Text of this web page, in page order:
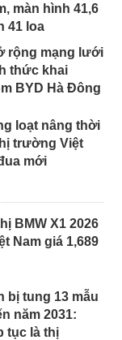
màn hình 41,6
41 loa
rộng mạng lưới
thức khai
BYD Hà Đông
loạt nâng thời
trường Việt
mới
BMW X1 2026
Nam giá 1,689
bị tung 13 mẫu
năm 2031:
tục là thị